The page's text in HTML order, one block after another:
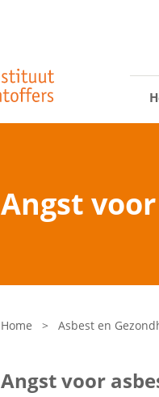
Angst
Home > Asbest en
Angst voor